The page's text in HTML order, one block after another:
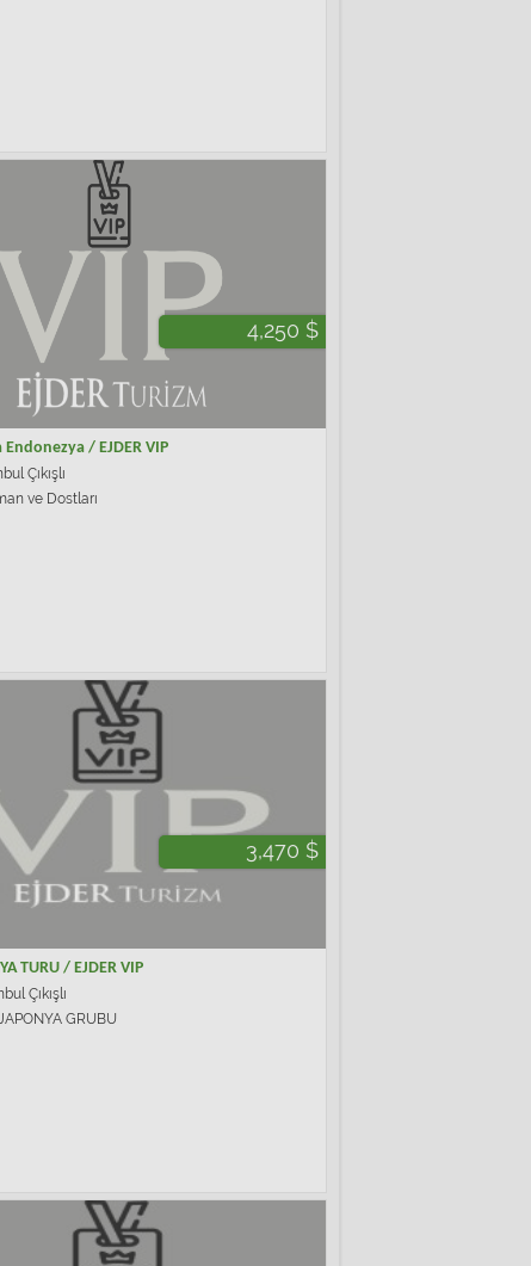
4,250 $
Endonezya / EJDER VIP
Çıkışlı
ve Dostları
3,470 $
TURU / EJDER VIP
Çıkışlı
GRUBU